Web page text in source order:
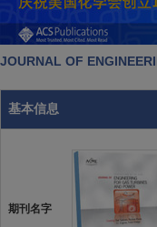
JOURNAL OF
基本信息
期刊名字